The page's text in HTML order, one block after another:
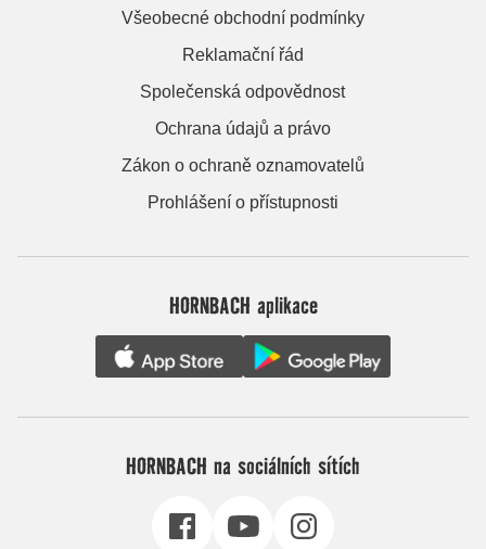
Všeobecné obchodní podmínky
Reklamační řád
Společenská odpovědnost
Ochrana údajů a právo
Zákon o ochraně oznamovatelů
Prohlášení o přístupnosti
HORNBACH aplikace
HORNBACH na sociálních sítích